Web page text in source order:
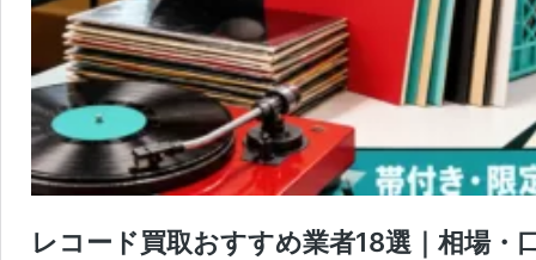
レコード買取おすすめ業者18選｜相場・